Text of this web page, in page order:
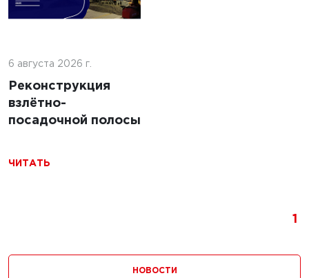
6 августа 2026 г.
Реконструкция
взлётно-
посадочной полосы
ЧИТАТЬ
1
с
из
площадок для
авиационных
НОВОСТИ